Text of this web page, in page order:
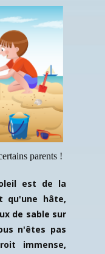
parents !
est de la
qu'une hâte,
de sable sur
n'êtes pas
immense,